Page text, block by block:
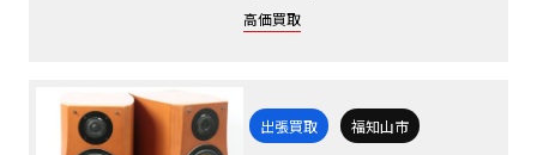
高価買取
出張買取 福知山市